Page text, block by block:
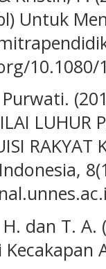
Untuk
10.1080/
LUHUR
H. dan T.